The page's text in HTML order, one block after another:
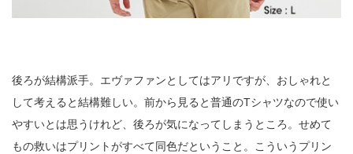
後ろが結構派手。エヴァファンとしてはアリですが、おしゃれと
して考えると結構難しい。前から見ると普通のTシャツなので使い
やすいとは思うけれど、後ろが気になってしまうところ。せめて
もの救いはプリントがすべて同色だということ。こういうプリン